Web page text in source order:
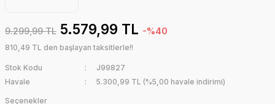
9.299,99 TL 5.579,99 TL -%40
810,49 TL den başlayan taksitlerle!!
Stok Kodu
J99827
Havale
5.300,99 TL (%5,00 havale indirimi)
Seçenekler